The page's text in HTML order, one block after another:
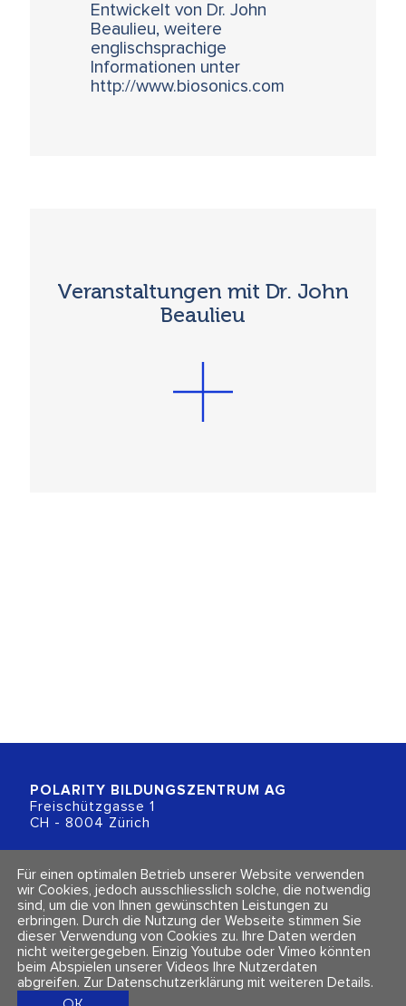
Entwickelt von Dr. John
Beaulieu, weitere
englischsprachige
Informationen unter
http://www.biosonics.com
Veranstaltungen mit Dr. John
Beaulieu
POLARITY BILDUNGSZENTRUM AG
Freischützgasse 1
CH - 8004 Zürich
+41 (0)44 218 80 80
info@polarity.ch
Kontakt & Info
Newsletter
Impressum & Datenschutz
AGBs
Folge uns
Für einen optimalen Betrieb unserer Website verwenden
wir Cookies, jedoch ausschliesslich solche, die notwendig
sind, um die von Ihnen gewünschten Leistungen zu
erbringen. Durch die Nutzung der Webseite stimmen Sie
dieser Verwendung von Cookies zu. Ihre Daten werden
nicht weitergegeben. Einzig Youtube oder Vimeo könnten
beim Abspielen unserer Videos Ihre Nutzerdaten
abgreifen. Zur Datenschutzerklärung mit weiteren Details.